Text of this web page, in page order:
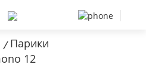
/ Парики
12